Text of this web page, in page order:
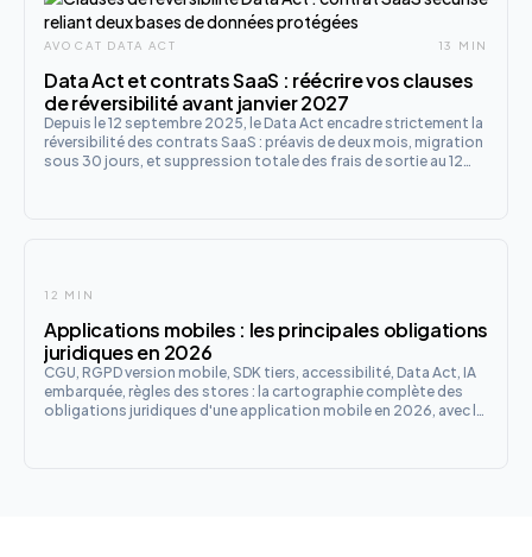
AVOCAT DATA ACT 13 MIN
Data Act et contrats SaaS : réécrire vos clauses
de réversibilité avant janvier 2027
Depuis le 12 septembre 2025, le Data Act encadre strictement la
réversibilité des contrats SaaS : préavis de deux mois, migration
sous 30 jours, et suppression totale des frais de sortie au 12
12 MIN
Applications mobiles : les principales obligations
juridiques en 2026
CGU, RGPD version mobile, SDK tiers, accessibilité, Data Act, IA
embarquée, règles des stores : la cartographie complète des
obligations juridiques d'une application mobile en 2026, avec la